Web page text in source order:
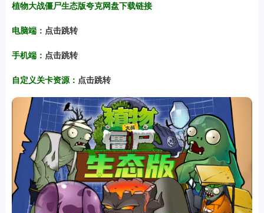
游戏
植物大战僵尸生态版夸克网盘下载链接
电脑端： 点击跳转
手机端： 点击跳转
自定义关卡资源： 点击跳转